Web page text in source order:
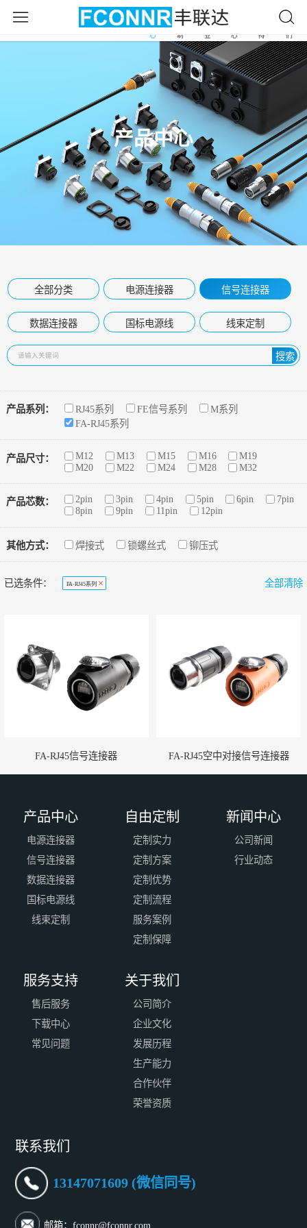
首
页
产
品
中
心
由
定
制
用
行
业
心
持
于
我
们
产品中心
全部分类 电源连接器 信号连接器
数据连接器 国标电源线 线束定制
搜索
产品系列： RJ45系列 FE信号系列
M系列
FA-RJ45系列
产品尺寸： M12 M13 M15 M16
M19
M20
M22 M24 M28 M32
产品芯数： 2pin 3pin 4pin 5pin 6pin
7pin
8pin
9pin 11pin 12pin
其他方式： 焊接式 锁螺丝式 铆压式
已选条件： FA-RJ45系列 全部清除
FA-RJ45信号连接器 FA-RJ45空中对接信号连接器
产品中心
电源连接器
信号连接器
数据连接器
国标电源线
线束定制
自由定制
定制实力
定制方案
定制优势
定制流程
服务案例
定制保障
新闻中心
公司新闻
行业动态
服务支持
售后服务
下载中心
常见问题
关于我们
公司简介
企业文化
发展历程
生产能力
合作伙伴
荣誉资质
联系我们
13147071609 (微信同号)
邮箱：fconnr@fconnr.com